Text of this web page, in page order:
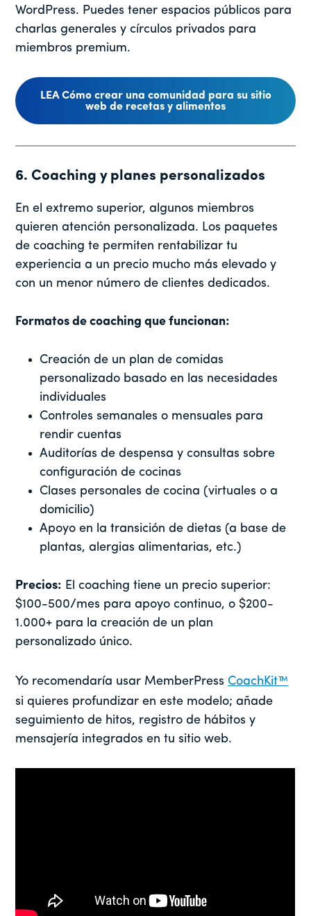
WordPress. Puedes tener espacios públicos para
charlas generales y círculos privados para
miembros premium.
LEA Cómo crear una comunidad para su sitio
web de recetas y alimentos
6. Coaching y planes personalizados
En el extremo superior, algunos miembros
quieren atención personalizada. Los paquetes
de coaching te permiten rentabilizar tu
experiencia a un precio mucho más elevado y
con un menor número de clientes dedicados.
Formatos de coaching que funcionan:
Creación de un plan de comidas
personalizado basado en las necesidades
individuales
Controles semanales o mensuales para
rendir cuentas
Auditorías de despensa y consultas sobre
configuración de cocinas
Clases personales de cocina (virtuales o a
domicilio)
Apoyo en la transición de dietas (a base de
plantas, alergias alimentarias, etc.)
Precios: El coaching tiene un precio superior:
$100-500/mes para apoyo continuo, o $200-
1.000+ para la creación de un plan
personalizado único.
Yo recomendaría usar MemberPress CoachKit™
si quieres profundizar en este modelo; añade
seguimiento de hitos, registro de hábitos y
mensajería integrados en tu sitio web.